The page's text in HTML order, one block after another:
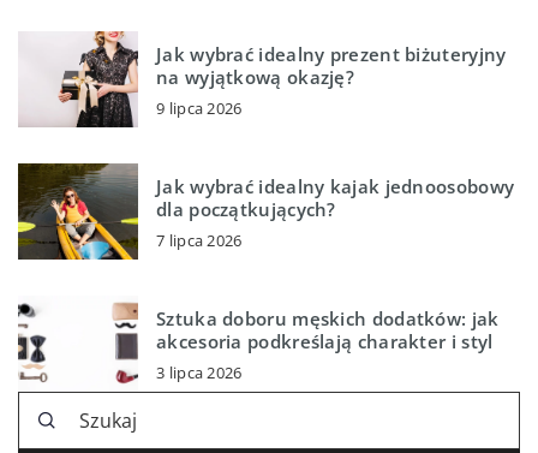
Jak wybrać idealny prezent biżuteryjny
na wyjątkową okazję?
9 lipca 2026
Jak wybrać idealny kajak jednoosobowy
dla początkujących?
7 lipca 2026
Sztuka doboru męskich dodatków: jak
akcesoria podkreślają charakter i styl
3 lipca 2026